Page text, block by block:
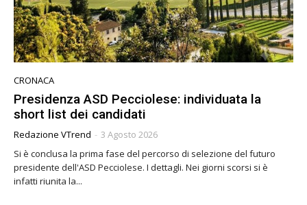
CRONACA
Presidenza ASD Pecciolese: individuata la
short list dei candidati
Redazione VTrend - 3 Agosto 2026
Si è conclusa la prima fase del percorso di selezione del futuro
presidente dell'ASD Pecciolese. I dettagli. Nei giorni scorsi si è
infatti riunita la...